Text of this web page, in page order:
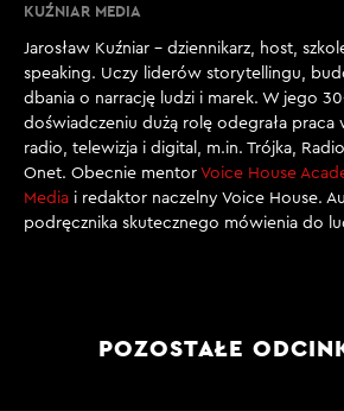
KUŹNIAR MEDIA
Jarosław Kuźniar – dziennikarz, host,
speaking. Uczy liderów storytellingu,
dbania o narrację ludzi i marek. W jego
doświadczeniu dużą rolę odegrała praca
radio, telewizja i digital, m.in. Trójka, Radio
Onet. Obecnie mentor Voice House
Media i redaktor naczelny Voice House.
podręcznika skutecznego mówienia do
POZOSTAŁE